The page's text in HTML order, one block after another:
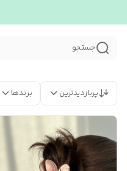
جستجو
پربازدیدترین برندها